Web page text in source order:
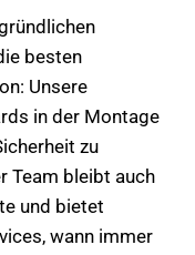
besten
Unsere
in der Montage
zu
Team bleibt auch
und bietet
wann immer